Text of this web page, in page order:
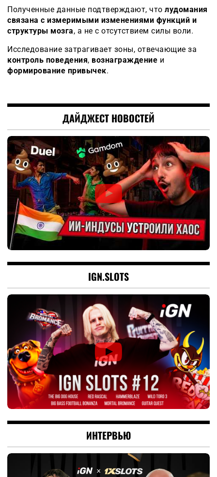
Полученные данные подтверждают, что лудомания
связана с измеримыми изменениями функций и
структуры мозга, а не с отсутствием силы воли.
Исследование затрагивает зоны, отвечающие за
контроль поведения, вознаграждение и
формирование привычек.
ДАЙДЖЕСТ НОВОСТЕЙ
IGN.SLOTS
ИНТЕРВЬЮ